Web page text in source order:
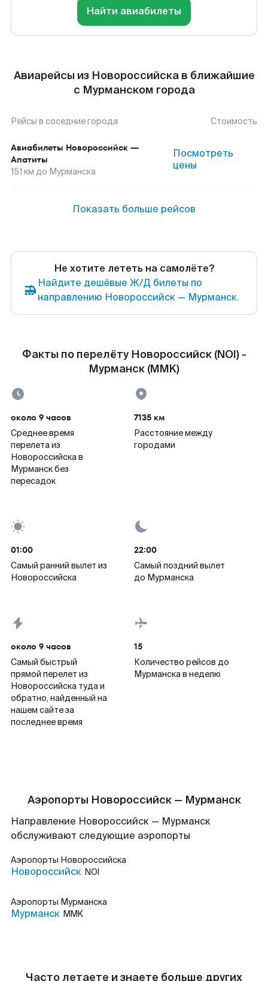
Найти авиабилеты
Авиарейсы из Новороссийска в ближайшие
с Мурманском города
Рейсы в соседние города Стоимость
Авиабилеты Новороссийск —
Апатиты
151 км до Мурманска
Посмотреть
цены
Показать больше рейсов
Не хотите лететь на самолёте?
Найдите дешёвые Ж/Д билеты по
направлению Новороссийск — Мурманск.
Факты по перелёту Новороссийск (NOI) -
Мурманск (MMK)
около 9 часов
Среднее время
перелета из
Новороссийска в
Мурманск без
пересадок
7135 км
Расстояние между
городами
01:00
Самый ранний вылет из
Новороссийска
22:00
Самый поздний вылет
до Мурманска
около 9 часов
Самый быстрый
прямой перелет из
Новороссийска туда и
обратно, найденный на
нашем сайте за
последнее время
15
Количество рейсов до
Мурманска в неделю
Аэропорты Новороссийск — Мурманск
Направление Новороссийск — Мурманск
обслуживают следующие аэропорты
Аэропорты Новороссийска
Новороссийск NOI
Аэропорты Мурманска
Мурманск MMK
Часто летаете и знаете больше других